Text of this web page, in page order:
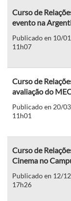
Curso de
evento na
Publicado en 10/
11h07
Curso de
avaliação do
Publicado en 20/
11h01
Curso de
Cinema no
Publicado en 12/
17h26